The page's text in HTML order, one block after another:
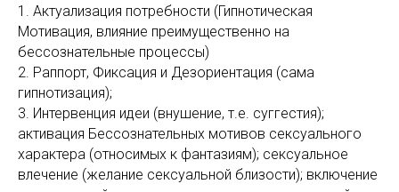
1. Актуализация потребности (Гипнотическая
Мотивация, влияние преимущественно на
бессознательные процессы)
2. Раппорт, Фиксация и Дезориентация (сама
гипнотизация);
3. Интервенция идеи (внушение, т.е. суггестия);
активация Бессознательных мотивов сексуального
характера (относимых к фантазиям); сексуальное
влечение (желание сексуальной близости); включение